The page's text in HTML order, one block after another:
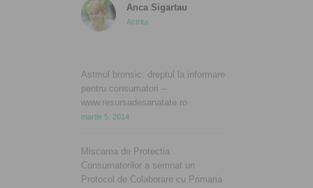
Anca Sigartau
Actrita
Astmul bronsic: dreptul la informare
pentru consumatori –
www.resursadesanatate.ro
martie 5, 2014
Miscarea de Protectia
Consumatorilor a semnat un
Protocol de Colaborare cu Primaria